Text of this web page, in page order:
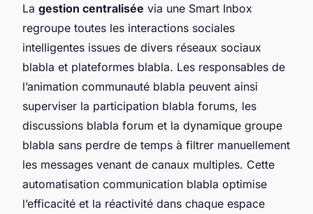
La gestion centralisée via une Smart Inbox
regroupe toutes les interactions sociales
intelligentes issues de divers réseaux sociaux
blabla et plateformes blabla. Les responsables de
l’animation communauté blabla peuvent ainsi
superviser la participation blabla forums, les
discussions blabla forum et la dynamique groupe
blabla sans perdre de temps à filtrer manuellement
les messages venant de canaux multiples. Cette
automatisation communication blabla optimise
l’efficacité et la réactivité dans chaque espace